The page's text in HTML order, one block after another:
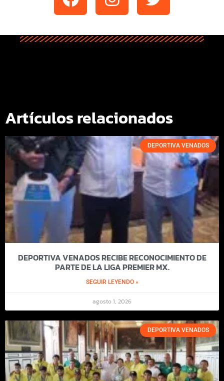
Artículos relacionados
DEPORTIVA VENADOS
DEPORTIVA VENADOS RECIBE RECONOCIMIENTO DE
PARTE DE LA LIGA PREMIER MX.
SEGUIR LEYENDO »
agosto 1, 2026
DEPORTIVA VENADOS